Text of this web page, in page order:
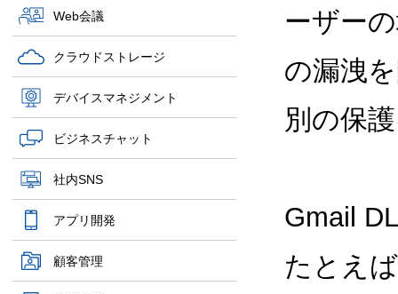
Web会議
クラウドストレージ
デバイスマネジメント
ビジネスチャット
社内SNS
アプリ開発
顧客管理
ーザー
の漏洩
別の保
Gmail
たとえ